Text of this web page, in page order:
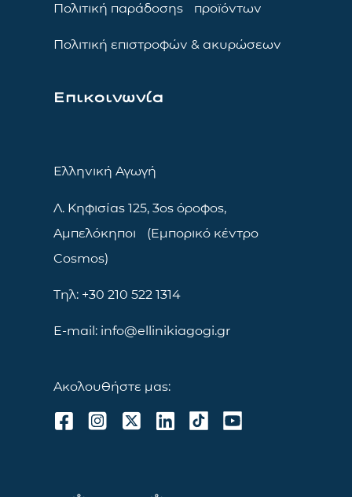
Πολιτική παράδοσης προϊόντων
Πολιτική επιστροφών & ακυρώσεων
Επικοινωνία
Ελληνική Αγωγή
Λ. Κηφισίας 125, 3ος όροφος,
Αμπελόκηποι (Εμπορικό κέντρο
Cosmos)
Τηλ: +30 210 522 1314
E-mail: info@ellinikiagogi.gr
Ακολουθήστε μας: